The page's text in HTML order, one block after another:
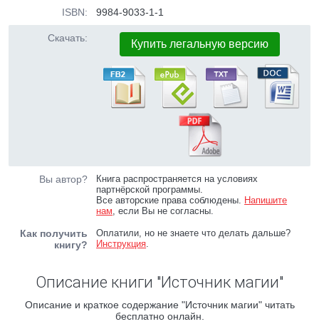
ISBN: 9984-9033-1-1
Скачать: Купить легальную версию
Вы автор?
Книга распространяется на условиях
партнёрской программы.
Все авторские права соблюдены. Напишите
нам, если Вы не согласны.
Как получить
книгу?
Оплатили, но не знаете что делать дальше?
Инструкция.
Описание книги "Источник магии"
Описание и краткое содержание "Источник магии" читать
бесплатно онлайн.